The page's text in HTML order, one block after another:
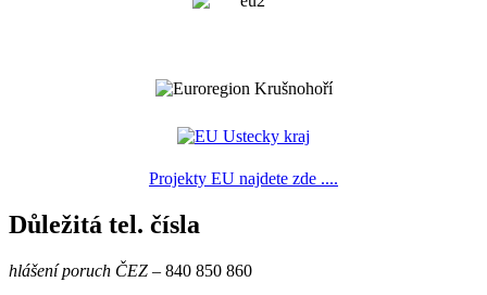
Projekty EU najdete zde ....
Důležitá tel. čísla
hlášení poruch ČEZ – 840 850 860